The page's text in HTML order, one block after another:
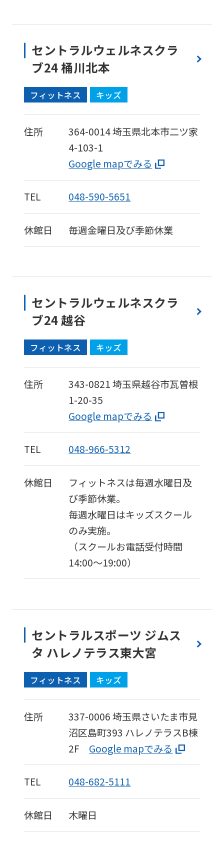
セントラルウェルネスクラ
ブ24 桶川北本
フィットネス キッズ
住所 364-0014埼玉県北本市二ツ家
4-103-1
Google mapでみる
TEL 048-590-5651
休館日 毎週金曜日及び季節休業
セントラルウェルネスクラ
ブ24 越谷
フィットネス キッズ
住所 343-0821埼玉県越谷市瓦曽根
1-20-35
Google mapでみる
TEL 048-966-5312
休館日
フィットネスは毎週水曜日及
び季節休業。
毎週水曜日はキッズスクール
のみ実施。
（スクールお電話受付時間
14:00～19:00）
セントラルスポーツ ジムス
タ ハレノテラス東大宮
フィットネス キッズ
住所 337-0006埼玉県さいたま市見
沼区島町393 ハレノテラスB棟
2F
Google mapでみる
TEL 048-682-5111
休館日 木曜日